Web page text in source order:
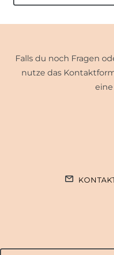
Falls du noch Fragen
nutze das
eine